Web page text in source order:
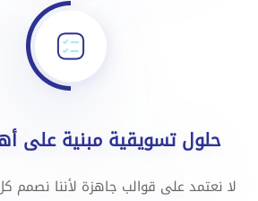
حلول تسويقية مبنية على
لا نعتمد على قوالب جاهزة لأننا